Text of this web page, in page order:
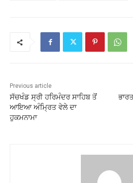
Previous article
ਸੱਚਖੰਡ ਸ੍ਰੀ ਹਰਿਮੰਦਰ ਸਾਹਿਬ ਤੋਂ
ਆਇਆ ਅੰਮ੍ਰਿਤ ਵੇਲੇ ਦਾ
ਹੁਕਮਨਾਮਾ